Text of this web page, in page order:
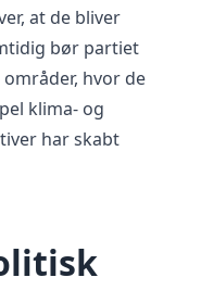
at de bliver
bør partiet
hvor de
klima- og
har skabt